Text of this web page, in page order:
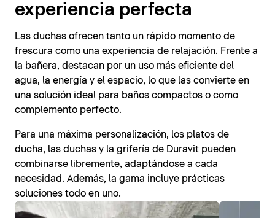
experiencia perfecta
Las duchas ofrecen tanto un rápido momento de
frescura como una experiencia de relajación. Frente a
la bañera, destacan por un uso más eficiente del
agua, la energía y el espacio, lo que las convierte en
una solución ideal para baños compactos o como
complemento perfecto.
Para una máxima personalización, los platos de
ducha, las duchas y la grifería de Duravit pueden
combinarse libremente, adaptándose a cada
necesidad. Además, la gama incluye prácticas
soluciones todo en uno.